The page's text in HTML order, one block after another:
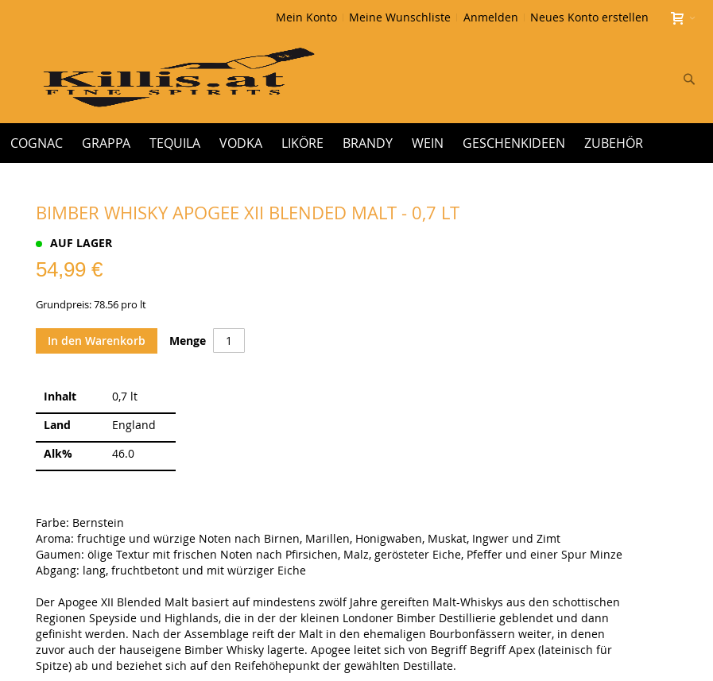
Mein Konto Meine Wunschliste Anmelden Neues Konto erstellen
COGNAC GRAPPA TEQUILA VODKA LIKÖRE BRANDY WEIN GESCHENKIDEEN ZUBEHÖR
BIMBER WHISKY APOGEE XII BLENDED MALT - 0,7 LT
AUF LAGER
54,99 €
Grundpreis: 78.56 pro lt
Menge
In den Warenkorb
Weitere
Inhalt
0,7 lt
Land
England
Alk%
46.0
Farbe: Bernstein
Aroma: fruchtige und würzige Noten nach Birnen, Marillen, Honigwaben, Muskat, Ingwer und Zimt
Gaumen: ölige Textur mit frischen Noten nach Pfirsichen, Malz, gerösteter Eiche, Pfeffer und einer Spur Minze
Abgang: lang, fruchtbetont und mit würziger Eiche
Der Apogee XII Blended Malt basiert auf mindestens zwölf Jahre gereiften Malt-Whiskys aus den schottischen
Regionen Speyside und Highlands, die in der der kleinen Londoner Bimber Destillierie geblendet und dann
gefinisht werden. Nach der Assemblage reift der Malt in den ehemaligen Bourbonfässern weiter, in denen
zuvor auch der hauseigene Bimber Whisky lagerte. Apogee leitet sich von Begriff Begriff Apex (lateinisch für
Spitze) ab und beziehet sich auf den Reifehöhepunkt der gewählten Destillate.